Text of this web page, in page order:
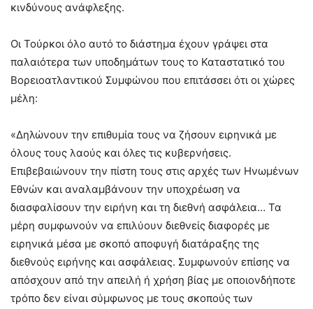
κινδύνους ανάφλεξης.
Οι Τούρκοι όλο αυτό το διάστημα έχουν γράψει στα
παλαιότερα των υποδημάτων τους το Καταστατικό του
Βορειοατλαντικού Συμφώνου που επιτάσσει ότι οι χώρες
μέλη:
«Δηλώνουν την επιθυμία τους να ζήσουν ειρηνικά με
όλους τους λαούς και όλες τις κυβερνήσεις.
Επιβεβαιώνουν την πίστη τους στις αρχές των Ηνωμένων
Εθνών και αναλαμβάνουν την υποχρέωση να
διασφαλίσουν την ειρήνη και τη διεθνή ασφάλεια… Τα
μέρη συμφωνούν να επιλύουν διεθνείς διαφορές με
ειρηνικά μέσα με σκοπό αποφυγή διατάραξης της
διεθνούς ειρήνης και ασφάλειας. Συμφωνούν επίσης να
απόσχουν από την απειλή ή χρήση βίας με οποιονδήποτε
τρόπο δεν είναι σύμφωνος με τους σκοπούς των